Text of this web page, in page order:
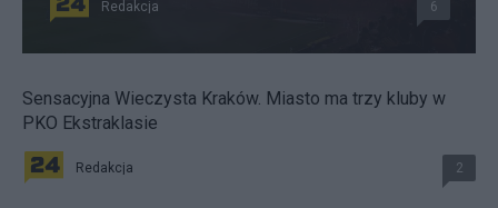
Redakcja 6
Sensacyjna Wieczysta Kraków. Miasto ma trzy kluby w
PKO Ekstraklasie
Redakcja 2